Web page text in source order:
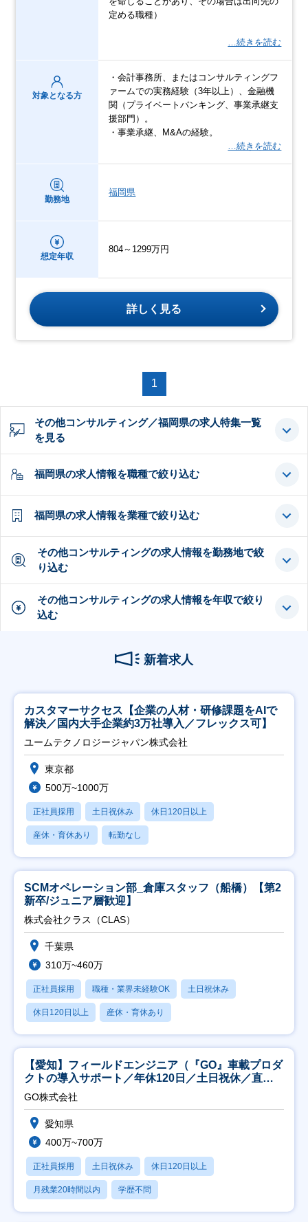
定める職種）
…続きを読む
対象となる方
・会計事務所、またはコンサルティングフ
ァームでの実務経験（3年以上）、金融機
関（プライベートバンキング、事業承継支
援部門）。
・事業承継、M&Aの経験。
…続きを読む
勤務地
福岡県
想定年収
804～1299万円
詳しく見る
1
その他コンサルティング／福岡県の求人特集一覧
を見る
福岡県の求人情報を職種で絞り込む
福岡県の求人情報を業種で絞り込む
その他コンサルティングの求人情報を勤務地で絞
り込む
その他コンサルティングの求人情報を年収で絞り
込む
新着求人
カスタマーサクセス【企業の人材・研修課題をAIで
解決／国内大手企業約3万社導入／フレックス可】
ユームテクノロジージャパン株式会社
東京都
500万~1000万
正社員採用 土日祝休み 休日120日以上
産休・育休あり 転勤なし
SCMオペレーション部_倉庫スタッフ（船橋）【第2
新卒/ジュニア層歓迎】
株式会社クラス（CLAS）
千葉県
310万~460万
正社員採用 職種・業界未経験OK 土日祝休み
休日120日以上 産休・育休あり
【愛知】フィールドエンジニア（『GO』車載プロダ
クトの導入サポート／年休120日／土日祝休／直行
直帰
GO株式会社
愛知県
400万~700万
正社員採用 土日祝休み 休日120日以上
月残業20時間以内 学歴不問